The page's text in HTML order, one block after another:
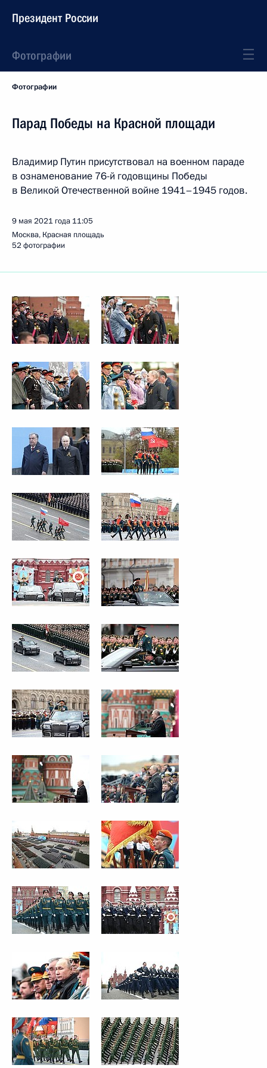
Президент России
Фотографии
Фотографии
Парад Победы на Красной площади
Владимир Путин присутствовал на военном параде
в ознаменование 76-й годовщины Победы
в Великой Отечественной войне 1941–1945 годов.
9 мая 2021 года 11:05
Москва, Красная площадь
52 фотографии